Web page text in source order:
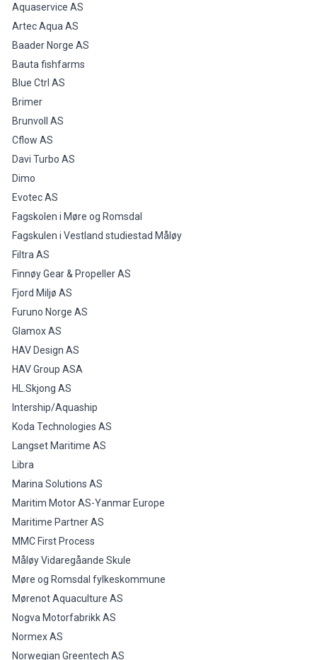
Aquaservice AS
Artec Aqua AS
Baader Norge AS
Bauta fishfarms
Blue Ctrl AS
Brimer
Brunvoll AS
Cflow AS
Davi Turbo AS
Dimo
Evotec AS
Fagskolen i Møre og Romsdal
Fagskulen i Vestland studiestad Måløy
Filtra AS
Finnøy Gear & Propeller AS
Fjord Miljø AS
Furuno Norge AS
Glamox AS
HAV Design AS
HAV Group ASA
HL.Skjong AS
Intership/Aquaship
Koda Technologies AS
Langset Maritime AS
Libra
Marina Solutions AS
Maritim Motor AS-Yanmar Europe
Maritime Partner AS
MMC First Process
Måløy Vidaregåande Skule
Møre og Romsdal fylkeskommune
Mørenot Aquaculture AS
Nogva Motorfabrikk AS
Normex AS
Norwegian Greentech AS